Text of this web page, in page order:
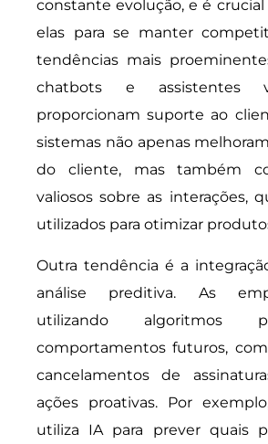
constante evolução, e é
elas para se manter
tendências mais
chatbots e assistentes
proporcionam suporte ao
sistemas não apenas
do cliente, mas também
valiosos sobre as interações,
utilizados para otimizar
Outra tendência é a
análise preditiva. As
utilizando algoritmos
comportamentos futuros,
cancelamentos de
ações proativas. Por
utiliza IA para prever quais